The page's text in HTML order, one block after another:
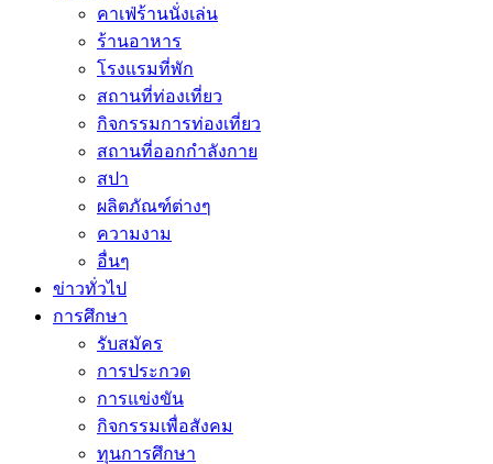
คาเฟ่ร้านนั่งเล่น
ร้านอาหาร
โรงแรมที่พัก
สถานที่ท่องเที่ยว
กิจกรรมการท่องเที่ยว
สถานที่ออกกำลังกาย
สปา
ผลิตภัณฑ์ต่างๆ
ความงาม
อื่นๆ
ข่าวทั่วไป
การศึกษา
รับสมัคร
การประกวด
การแข่งขัน
กิจกรรมเพื่อสังคม
ทุนการศึกษา